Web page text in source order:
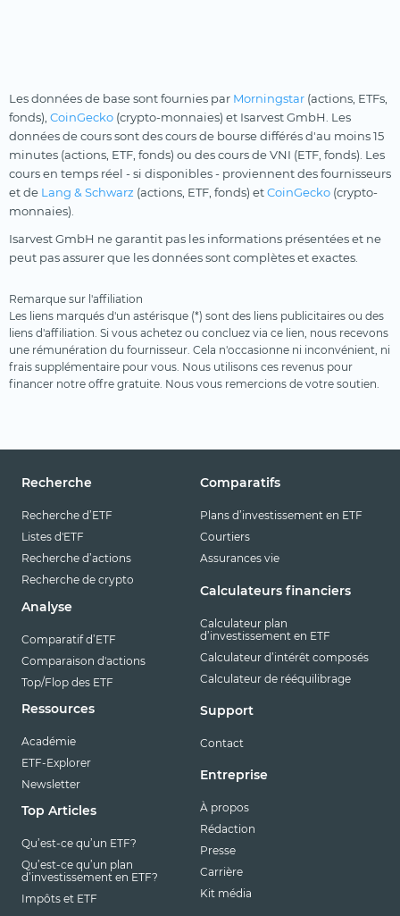
Les données de base sont fournies par Morningstar (actions, ETFs,
fonds), CoinGecko (crypto-monnaies) et Isarvest GmbH. Les
données de cours sont des cours de bourse différés d'au moins 15
minutes (actions, ETF, fonds) ou des cours de VNI (ETF, fonds). Les
cours en temps réel - si disponibles - proviennent des fournisseurs
et de Lang & Schwarz (actions, ETF, fonds) etCoinGecko (crypto-
monnaies).
Isarvest GmbH ne garantit pas les informations présentées et ne
peut pas assurer que les données sont complètes et exactes.
Remarque sur l'affiliation
Les liens marqués d'un astérisque (*) sont des liens publicitaires ou des
liens d'affiliation. Si vous achetez ou concluez via ce lien, nous recevons
une rémunération du fournisseur. Cela n'occasionne ni inconvénient, ni
frais supplémentaire pour vous. Nous utilisons ces revenus pour
financer notre offre gratuite. Nous vous remercions de votre soutien.
Recherche
Recherche d’ETF
Listes d'ETF
Recherche d’actions
Recherche de crypto
Analyse
Comparatif d’ETF
Comparaison d'actions
Top/Flop des ETF
Ressources
Académie
ETF-Explorer
Newsletter
Top Articles
Qu’est-ce qu’un ETF?
Qu’est-ce qu’un plan
d’investissement en ETF?
Impôts et ETF
Comparatifs
Plans d’investissement en ETF
Courtiers
Assurances vie
Calculateurs financiers
Calculateur plan
d’investissement en ETF
Calculateur d’intérêt composés
Calculateur de rééquilibrage
Support
Contact
Entreprise
À propos
Rédaction
Presse
Carrière
Kit média